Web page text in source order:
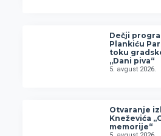
Dečji
Plankiću
toku
„Dani piva“
5. avgust 2026.
Otvaranje
Kneževića
memorije“